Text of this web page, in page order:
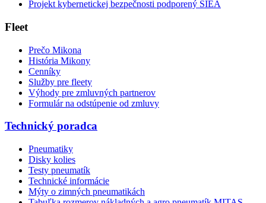
Projekt kybernetickej bezpečnosti podporený SIEA
Fleet
Prečo Mikona
História Mikony
Cenníky
Služby pre fleety
Výhody pre zmluvných partnerov
Formulár na odstúpenie od zmluvy
Technický poradca
Pneumatiky
Disky kolies
Testy pneumatík
Technické informácie
Mýty o zimných pneumatikách